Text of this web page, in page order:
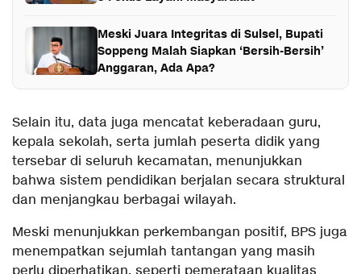
Meski Juara Integritas di Sulsel, Bupati
Soppeng Malah Siapkan ‘Bersih-Bersih’
Anggaran, Ada Apa?
Selain itu, data juga mencatat keberadaan guru,
kepala sekolah, serta jumlah peserta didik yang
tersebar di seluruh kecamatan, menunjukkan
bahwa sistem pendidikan berjalan secara struktural
dan menjangkau berbagai wilayah.
Meski menunjukkan perkembangan positif, BPS juga
menempatkan sejumlah tantangan yang masih